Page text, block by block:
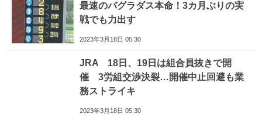
最速のバグラダス本命！3カ月ぶりの実
戦でも力出す
2023年3月18日 05:30
JRA 18日、19日は組合員抜きで開
催 3労組交渉決裂…開催中止回避も業
務ストライキ
2023年3月18日 05:30